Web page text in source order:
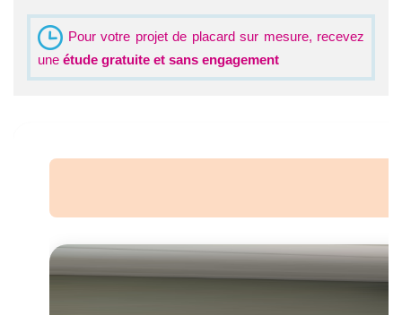
Pour votre projet de placard sur mesure, recevez
une étude gratuite et sans engagement